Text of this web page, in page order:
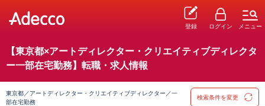
登録 ログイン メニュー
【東京都×アートディレクター・クリエイティブディレクタ
ー一部在宅勤務】転職・求人情報
東京都／アートディレクター・クリエイティブディレクター／一
部在宅勤務
検索条件を変更